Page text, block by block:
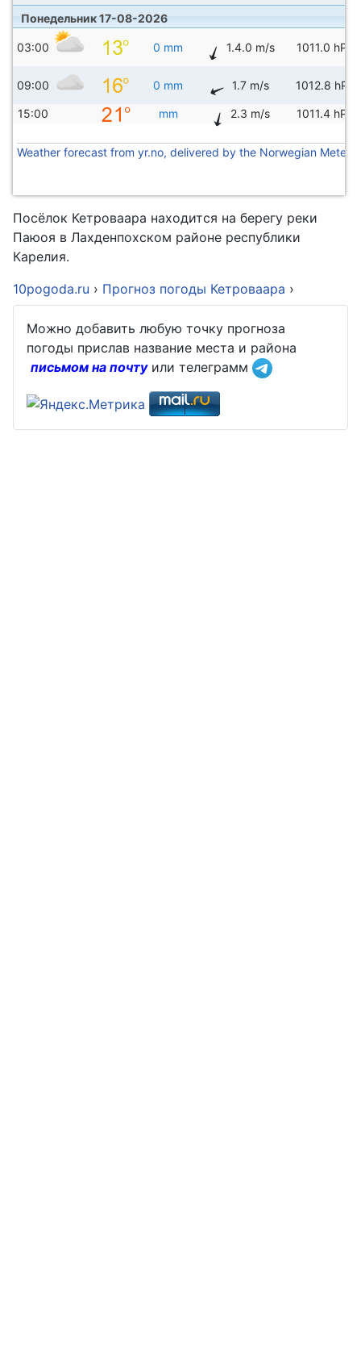
Понедельник 17-08-2026
03:00 0 mm 1.4.0 m/s 1011.0 hPa
09:00 0 mm 1.7 m/s 1012.8 hPa
15:00 mm 2.3 m/s 1011.4 hPa
Weather forecast from yr.no, delivered by the Norwegian
Посёлок Кетроваара находится на берегу реки
Паюоя в Лахденпохском районе республики
Карелия.
10pogoda.ru › Прогноз погоды Кетроваара ›
Можно добавить любую точку прогноза
погоды прислав название места и района
письмом на почтуили телеграмм